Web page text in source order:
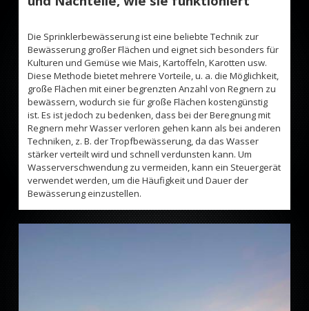
Die Sprinklerbewässerung ist eine beliebte Technik zur
Bewässerung großer Flächen und eignet sich besonders für
Kulturen und Gemüse wie Mais, Kartoffeln, Karotten usw.
Diese Methode bietet mehrere Vorteile, u. a. die Möglichkeit,
große Flächen mit einer begrenzten Anzahl von Regnern zu
bewässern, wodurch sie für große Flächen kostengünstig
ist. Es ist jedoch zu bedenken, dass bei der Beregnung mit
Regnern mehr Wasser verloren gehen kann als bei anderen
Techniken, z. B. der Tropfbewässerung, da das Wasser
stärker verteilt wird und schnell verdunsten kann. Um
Wasserverschwendung zu vermeiden, kann ein Steuergerät
verwendet werden, um die Häufigkeit und Dauer der
Bewässerung einzustellen.